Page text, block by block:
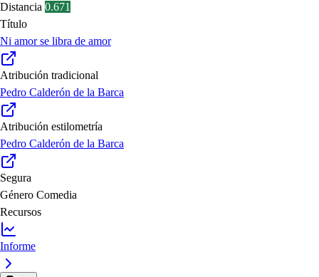
Distancia 0.671
Título
Ni amor se libra de amor
Atribución tradicional
Pedro Calderón de la Barca
Atribución estilometría
Pedro Calderón de la Barca
Segura
Género Comedia
Recursos
Informe